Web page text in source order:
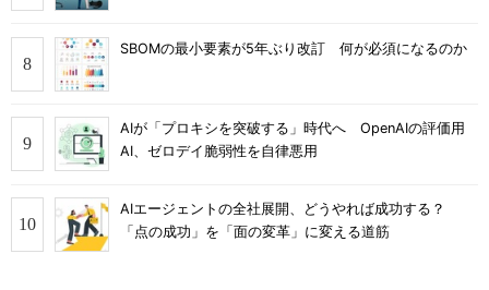
SBOMの最小要素が5年ぶり改訂 何が必須になるのか
AIが「プロキシを突破する」時代へ OpenAIの評価用
AI、ゼロデイ脆弱性を自律悪用
AIエージェントの全社展開、どうやれば成功する？
「点の成功」を「面の変革」に変える道筋